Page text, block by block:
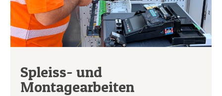
Spleiss- und
Montagearbeiten